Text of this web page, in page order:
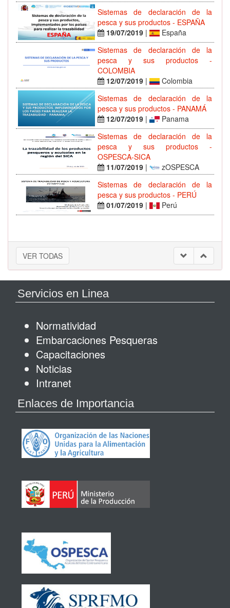
Sistemas de declaración de la
pesca y sus productos - ESPAÑA
19/07/2019 |
España
Sistemas de declaración de la
pesca y sus productos -
COLOMBIA
12/07/2019 |
Colombia
Sistemas de declaración de la
pesca y sus productos - PANAMÁ
12/07/2019 |
Panama
Sistemas de declaración de la
pesca y sus productos -
OSPESCA-SICA
11/07/2019 |
zOSPESCA
Sistemas de declaración de la
pesca y sus productos - PERÚ
01/07/2019 | Perú
VER TODAS
Servicios en Linea
Normatividad
Embarcaciones Pesqueras
Capacitaciones
Noticias
Intranet
Enlaces de Importancia